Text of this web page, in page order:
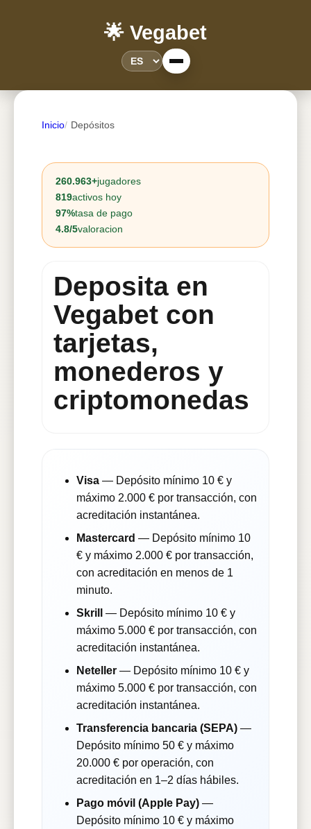
🌟 Vegabet
Inicio Depósitos
260.963+jugadores
819activos hoy
97%tasa de pago
4.8/5valoracion
Deposita en
Vegabet con
tarjetas,
monederos y
criptomonedas
Visa— Depósito mínimo 10 € y
máximo 2.000 € por transacción, con
acreditación instantánea.
Mastercard — Depósito mínimo 10
€ y máximo 2.000 € por transacción,
con acreditación en menos de 1
minuto.
Skrill
— Depósito mínimo 10 € y
máximo 5.000 € por transacción, con
acreditación instantánea.
Neteller— Depósito mínimo 10 € y
máximo 5.000 € por transacción, con
acreditación instantánea.
Transferencia bancaria (SEPA)—
Depósito mínimo 50 € y máximo
20.000 € por operación, con
acreditación en 1–2 días hábiles.
Pago móvil (Apple Pay)—
Depósito mínimo 10 € y máximo